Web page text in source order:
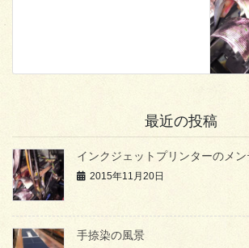
最近の投稿
インクジェットプリンターのメン
2015年11月20日
手捺染の風景